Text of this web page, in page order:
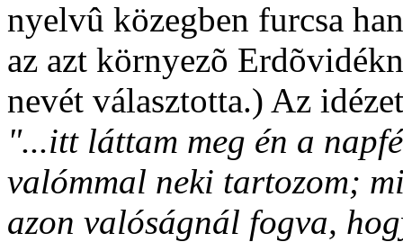
nyelvû közegben furcsa
az azt környezõ
nevét választotta.) Az
"...itt láttam meg én a
valómmal neki tartozom;
azon valóságnál fogva,